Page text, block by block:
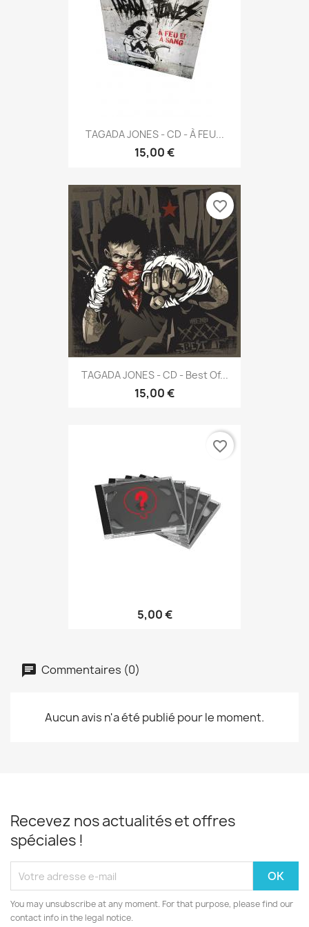
TAGADA JONES - CD - À FEU...
15,00 €
TAGADA JONES - CD - Best Of...
15,00 €
favorite_border
5,00 €
favorite_border
Commentaires (0)
Aucun avis n'a été publié pour le moment.
Recevez nos actualités et offres
spéciales !
You may unsubscribe at any moment. For that purpose, please find our
contact info in the legal notice.